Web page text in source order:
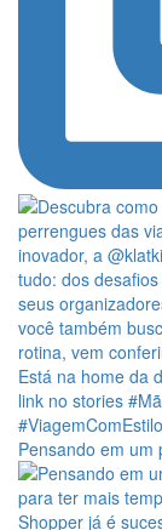
Pensando em um